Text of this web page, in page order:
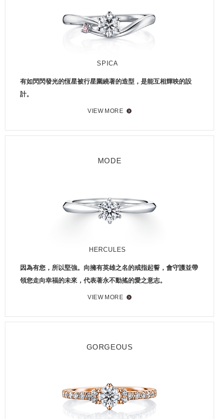
SPICA
有如閃閃發光的恆星被行星圍繞著的造型，是能互相輝映的設
計。
VIEW MORE
MODE
HERCULES
因為有您，所以堅強。向擁有英雄之名的戒指起誓，會守護並帶
領您走向幸福的未來，代表著永不動搖的愛之意志。
VIEW MORE
GORGEOUS